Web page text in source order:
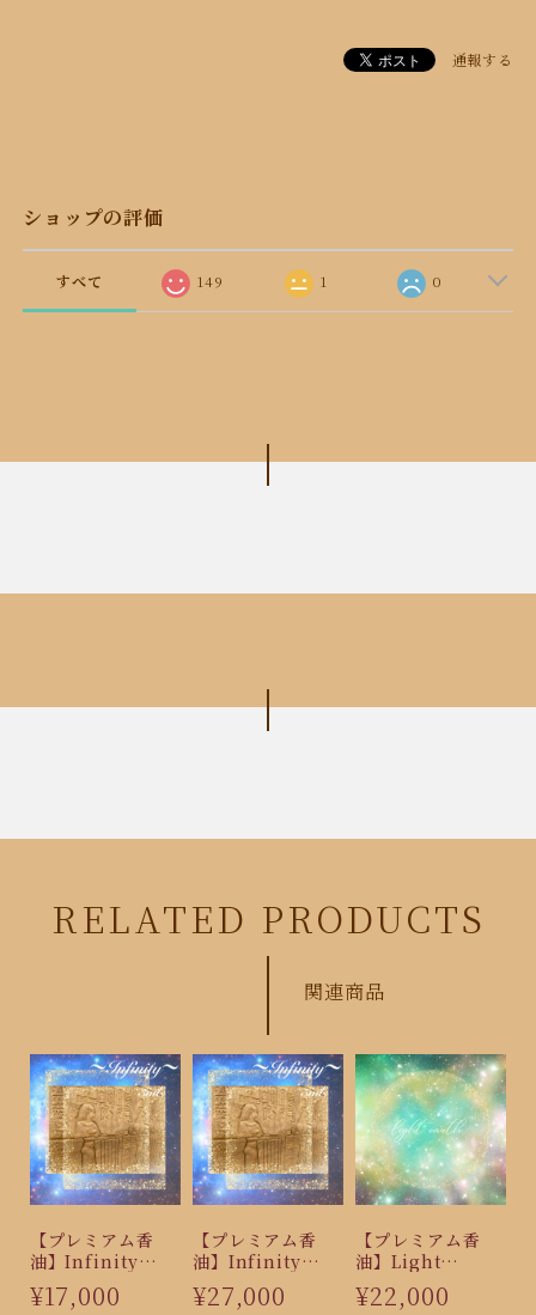
通報する
ショップの評価
すべて 149 1 0
RELATED PRODUCTS
関連商品
【プレミアム香
油】Infinity
（3ml）
¥17,000
【プレミアム香
油】Infinity
（5ml）
¥27,000
【プレミアム香
油】Light
Earth（5ml）
¥22,000